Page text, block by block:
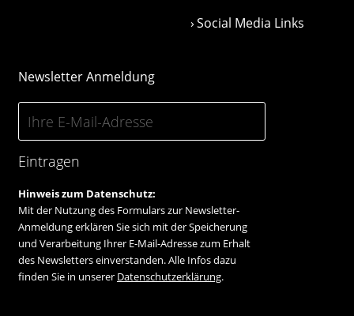
Social Media Links
Newsletter Anmeldung
Eintragen
Hinweis zum Datenschutz:
Mit der Nutzung des Formulars zur Newsletter-
Anmeldung erklären Sie sich mit der Speicherung
und Verarbeitung Ihrer E-Mail-Adresse zum Erhalt
des Newsletters einverstanden. Alle Infos dazu
finden Sie in unserer Datenschutzerklärung.